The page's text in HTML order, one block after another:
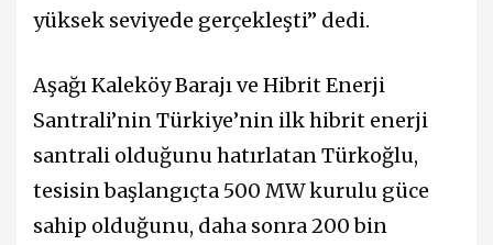
yüksek seviyede gerçekleşti” dedi.
Aşağı Kaleköy Barajı ve Hibrit Enerji
Santrali’nin Türkiye’nin ilk hibrit enerji
santrali olduğunu hatırlatan Türkoğlu,
tesisin başlangıçta 500 MW kurulu güce
sahip olduğunu, daha sonra 200 bin